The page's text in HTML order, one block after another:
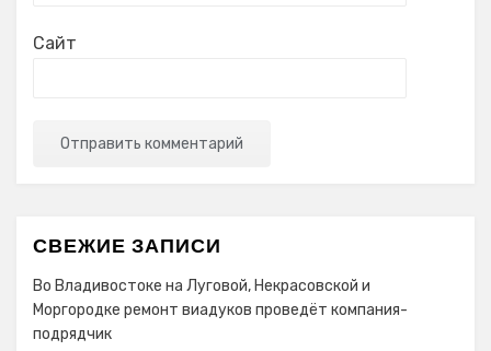
Сайт
СВЕЖИЕ ЗАПИСИ
Во Владивостоке на Луговой, Некрасовской и
Моргородке ремонт виадуков проведёт компания-
подрядчик